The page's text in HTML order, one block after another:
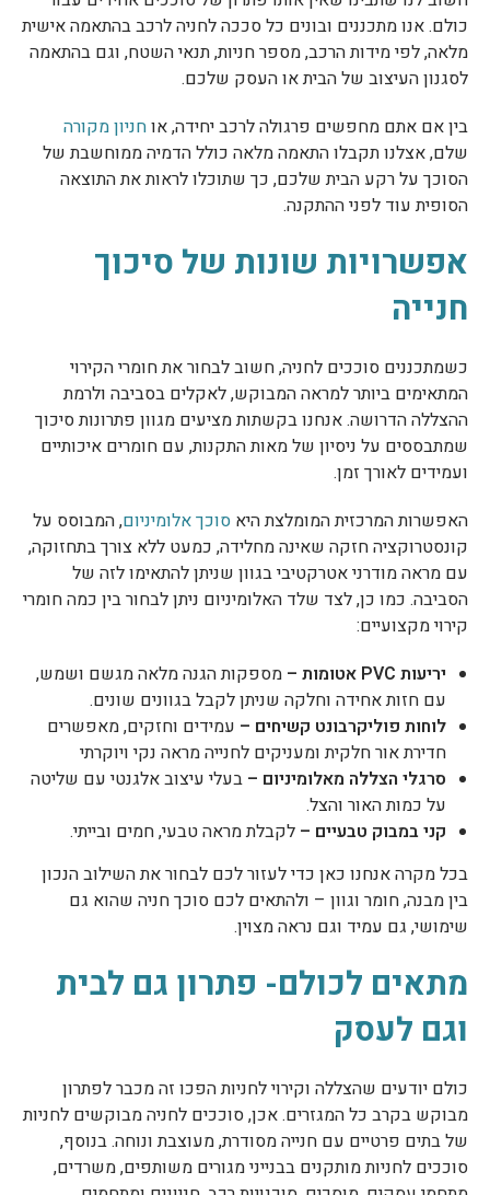
כולם. אנו מתכננים ובונים כל סככה לחניה לרכב בהתאמה אישית
מלאה, לפי מידות הרכב, מספר חניות, תנאי השטח, וגם בהתאמה
לסגנון העיצוב של הבית או העסק שלכם.
בין אם אתם מחפשים פרגולה לרכב יחידה, אוחניון מקורה
שלם, אצלנו תקבלו התאמה מלאה כולל הדמיה ממוחשבת של
הסוכך על רקע הבית שלכם, כך שתוכלו לראות את התוצאה
הסופית עוד לפני ההתקנה.
אפשרויות שונות של סיכוך
חנייה
כשמתכננים סוככים לחניה, חשוב לבחור את חומרי הקירוי
המתאימים ביותר למראה המבוקש, לאקלים בסביבה ולרמת
ההצללה הדרושה. אנחנו בקשתות מציעים מגוון פתרונות סיכוך
שמתבססים על ניסיון של מאות התקנות, עם חומרים איכותיים
ועמידים לאורך זמן.
האפשרות המרכזית המומלצת היא סוכך אלומיניום, המבוסס על
קונסטרוקציה חזקה שאינה מחלידה, כמעט ללא צורך בתחזוקה,
עם מראה מודרני אטרקטיבי בגוון שניתן להתאימו לזה של
הסביבה. כמו כן, לצד שלד האלומיניום ניתן לבחור בין כמה חומרי
קירוי מקצועיים:
יריעות PVC אטומות –
מספקות הגנה מלאה מגשם ושמש,
עם חזות אחידה וחלקה שניתן לקבל בגוונים שונים.
לוחות פוליקרבונט קשיחים – עמידים וחזקים, מאפשרים
חדירת אור חלקית ומעניקים לחנייה מראה נקי ויוקרתי
סרגלי הצללה מאלומיניום – בעלי עיצוב אלגנטי עם שליטה
על כמות האור והצל.
קני במבוק טבעיים – לקבלת מראה טבעי, חמים ובייתי.
בכל מקרה אנחנו כאן כדי לעזור לכם לבחור את השילוב הנכון
בין מבנה, חומר וגוון – ולהתאים לכם סוכך חניה שהוא גם
שימושי, גם עמיד וגם נראה מצוין.
מתאים לכולם- פתרון גם לבית
וגם לעסק
כולם יודעים שהצללה וקירוי לחניות הפכו זה מכבר לפתרון
מבוקש בקרב כל המגזרים. אכן, סוככים לחניה מבוקשים לחניות
של בתים פרטיים עם חנייה מסודרת, מעוצבת ונוחה. בנוסף,
סוככים לחניות מותקנים בבנייני מגורים משותפים, משרדים,